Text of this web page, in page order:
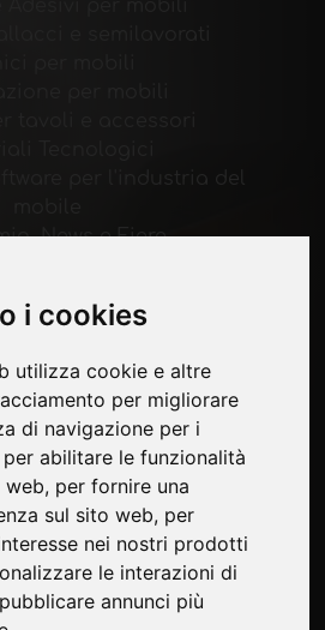
i cookies
utilizza cookie e altre
per migliorare
di navigazione per i
per abilitare le funzionalità
web, per fornire una
sul sito web, per
nei nostri prodotti
le interazioni di
annunci più
News e Fiere
Pagine
Contatti
Fiere
Journal
Privacy
Sito